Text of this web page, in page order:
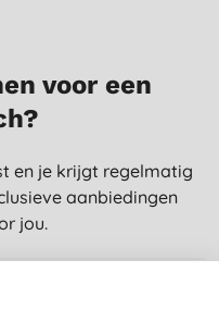
voor een
en je krijgt regelmatig
aanbiedingen
jou.